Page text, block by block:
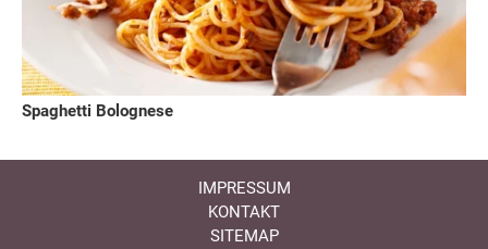
Spaghetti Bolognese
IMPRESSUM
KONTAKT
SITEMAP